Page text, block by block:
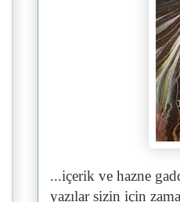
...içerik ve hazne
yazılar sizin için